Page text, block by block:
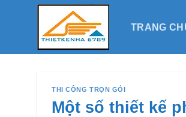
TRANG
THI CÔNG TRỌN GÓI
Một số thiết kế